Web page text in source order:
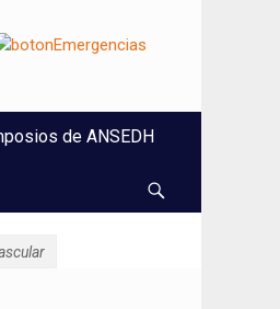
de ANSEDH